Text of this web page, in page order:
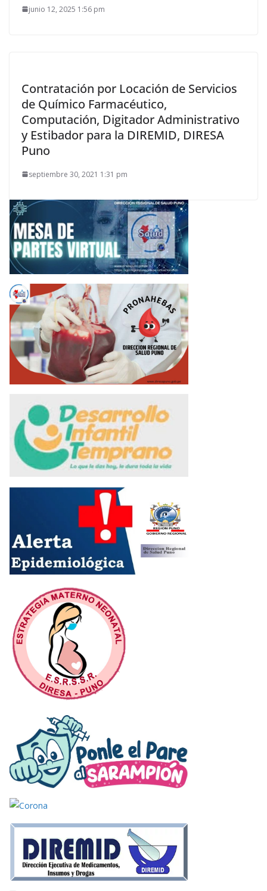
junio 12, 2025 1:56 pm
Contratación por Locación de Servicios
de Químico Farmacéutico,
Computación, Digitador Administrativo
y Estibador para la DIREMID, DIRESA
Puno
septiembre 30, 2021 1:31 pm